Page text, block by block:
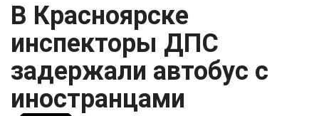
В Красноярске
инспекторы ДПС
задержали автобус с
иностранцами